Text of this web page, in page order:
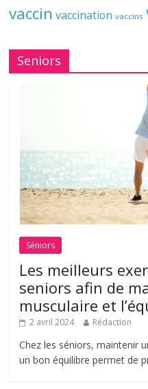
vaccin vaccination vaccins
Seniors
Séniors
Les meilleurs
seniors afin de
musculaire et
2 avril 2024 Rédaction
Chez les séniors, maintenir
un bon équilibre permet de